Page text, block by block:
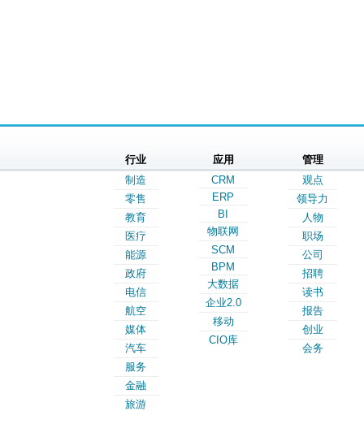
行业
制造
零售
教育
医疗
能源
政府
电信
航空
媒体
汽车
服务
金融
旅游
应用
CRM
ERP
BI
物联网
SCM
BPM
大数据
企业2.0
移动
CIO库
管理
观点
领导力
人物
职场
公司
招聘
读书
报告
创业
会务